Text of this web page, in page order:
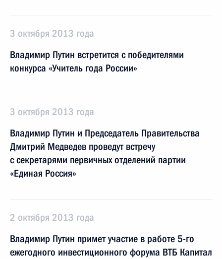
3 октября 2013 года
Владимир Путин встретится с победителями
конкурса «Учитель года России»
3 октября 2013 года
Владимир Путин и Председатель Правительства
Дмитрий Медведев проведут встречу
с секретарями первичных отделений партии
«Единая Россия»
2 октября 2013 года
Владимир Путин примет участие в работе 5-го
ежегодного инвестиционного форума ВТБ Капитал